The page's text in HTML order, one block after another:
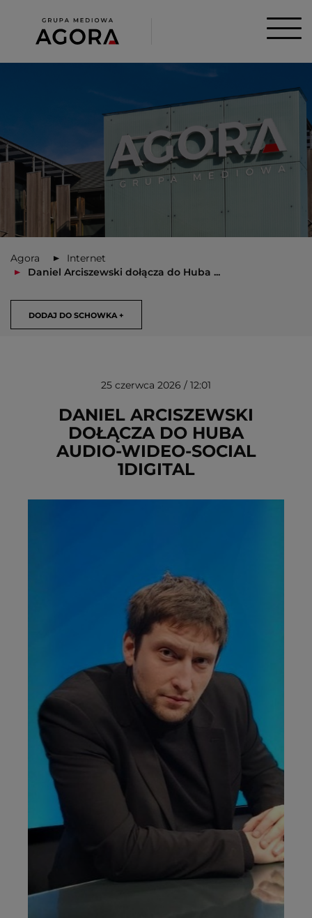
Agora
Internet
Daniel Arciszewski dołącza do Huba ...
DODAJ DO SCHOWKA +
USUŃ ZE SCHOWKA
25 czerwca 2026 / 12:01
DANIEL ARCISZEWSKI
DOŁĄCZA DO HUBA
AUDIO‑WIDEO‑SOCIAL
1DIGITAL